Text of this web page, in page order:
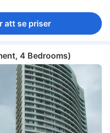
att se priser
4 Bedrooms)